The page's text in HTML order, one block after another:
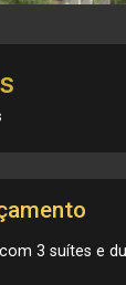
3 suítes e